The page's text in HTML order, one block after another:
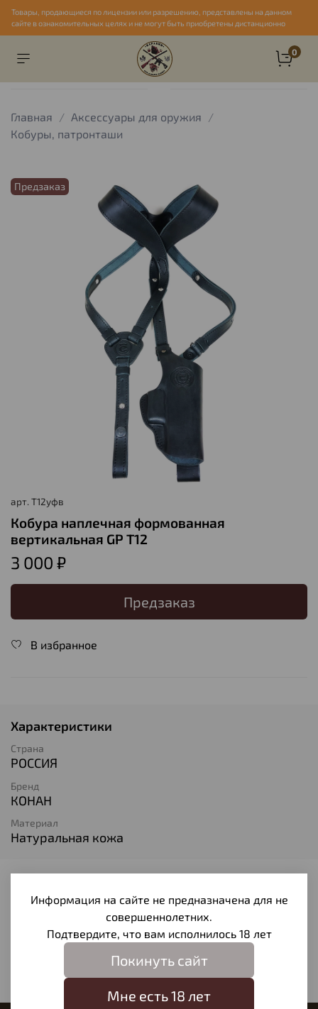
Товары, продающиеся по лицензии или разрешению, представлены на данном
сайте в ознакомительных целях и не могут быть приобретены дистанционно
0
Главная
Аксессуары для оружия
Кобуры, патронташи
Предзаказ
арт. Т12уфв
Кобура наплечная формованная
вертикальная GP T12
3 000 ₽
Предзаказ
В избранное
Характеристики
Страна
РОССИЯ
Бренд
КОНАН
Материал
Натуральная кожа
Отзывов еще никто не оставлял
Написать отзыв
Информация на сайте не предназначена для не
совершеннолетних.
Подтвердите, что вам исполнилось 18 лет
Покинуть сайт
Мне есть 18 лет